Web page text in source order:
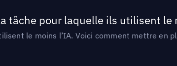
tâche pour laquelle ils utilisent le
le moins l’IA. Voici comment mettre en